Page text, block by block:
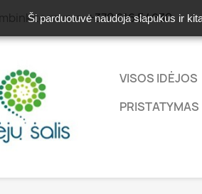
mums:+370 616 54630
VISOS IDĖJOS
Ši parduotuvė naudoja slapukus ir